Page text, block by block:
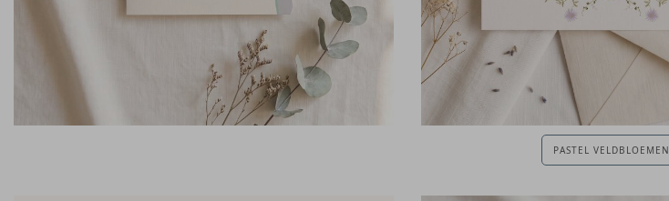
PASTEL VELDBLOEMEN